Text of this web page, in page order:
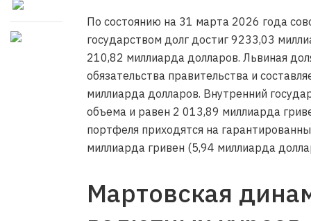
По состоянию на 31 марта 2026 года
государством долг достиг 9233,03
210,82 миллиарда долларов. Львиная
обязательства правительства и
миллиарда долларов. Внутренний
объема и равен 2 013,89 миллиарда
портфеля приходятся на
миллиарда гривен (5,94 миллиарда
Мартовская